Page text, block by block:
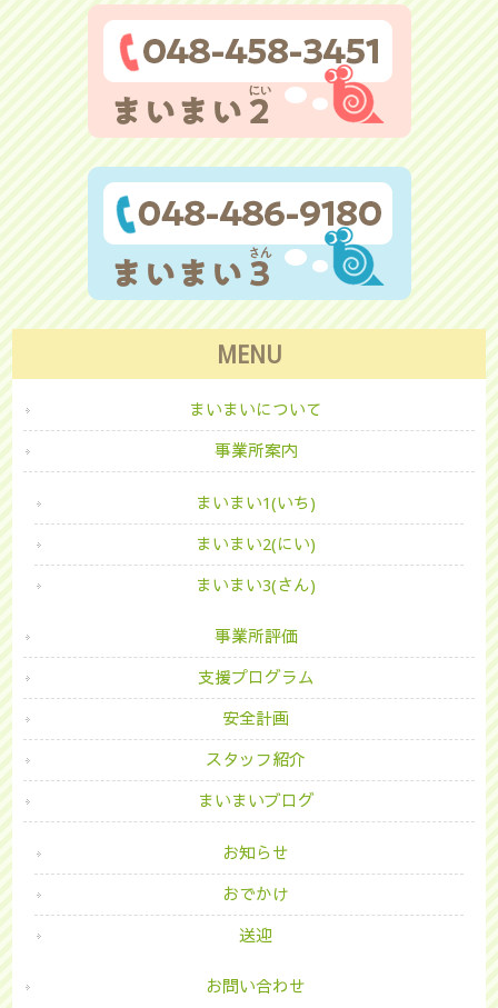
MENU
まいまいについて
事業所案内
まいまい1(いち)
まいまい2(にい)
まいまい3(さん)
事業所評価
支援プログラム
安全計画
スタッフ紹介
まいまいブログ
お知らせ
おでかけ
送迎
お問い合わせ